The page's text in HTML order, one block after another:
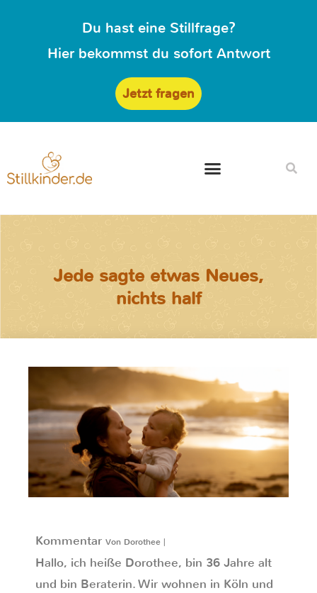
Du hast eine Stillfrage?
Hier bekommst du sofort Antwort
Jetzt fragen
Jede sagte etwas Neues,
nichts half
Kommentar Von Dorothee |
Hallo, ich heiße Dorothee, bin 36 Jahre alt
und bin Beraterin. Wir wohnen in Köln und